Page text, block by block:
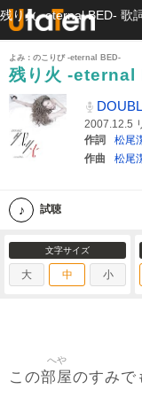
よみ：のこりび -eternal BED-
残り火 -eternal
2007.12.5
作詞
松尾
作曲
松尾
試聴
文字サイズ
大 中 小
この部屋
へや
のすみで